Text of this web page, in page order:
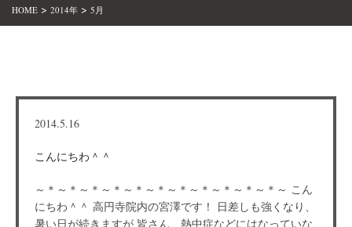
HOME > 2014年 > 5月
2014.5.16
こんにちわ＾＾
～＊～＊～＊～＊～＊～＊～＊～＊～＊～＊～＊～ こん
にちわ＾＾ 高円寺院内の宮澤です！ 日差しも強くなり、
暑い日が続きますが 皆さん、熱中症などにはなっていな